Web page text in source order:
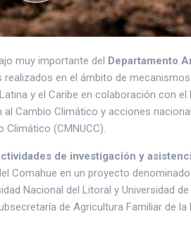
muy importante del Departamento
en el ámbito de
y el Caribe en colaboración con
Cambio Climático y acciones
Climático (CMNUCC).
de investigación y
Comahue en un proyecto denominado
Nacional del Litoral y Universidad
de Agricultura Familiar de la